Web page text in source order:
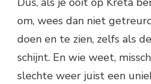
om, wees dan niet
doen en te zien, zelfs als
schijnt. En wie weet,
slechte weer juist een